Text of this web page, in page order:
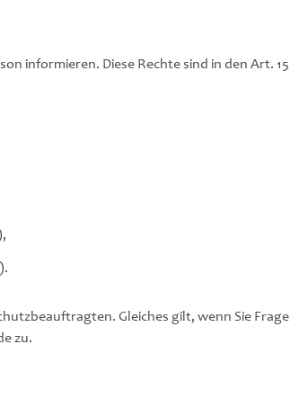
informieren. Diese Rechte sind in den Art. 15
Gleiches gilt, wenn Sie
zu.